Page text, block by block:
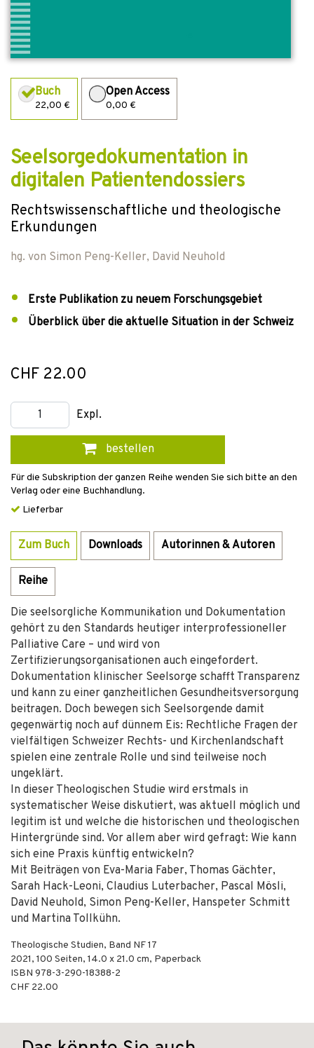
Buch
22,00 €
Open Access
0,00 €
Seelsorgedokumentation in
digitalen Patientendossiers
Rechtswissenschaftliche und theologische
Erkundungen
hg. von Simon Peng-Keller, David Neuhold
Erste Publikation zu neuem Forschungsgebiet
Überblick über die aktuelle Situation in der Schweiz
CHF 22.00
Expl.
bestellen
Für die Subskription der ganzen Reihe wenden Sie sich bitte an den
Verlag oder eine Buchhandlung.
Lieferbar
Zum Buch Downloads Autorinnen & Autoren
Reihe
Die seelsorgliche Kommunikation und Dokumentation
gehört zu den Standards heutiger interprofessioneller
Palliative Care – und wird von
Zertifizierungsorganisationen auch eingefordert.
Dokumentation klinischer Seelsorge schafft Transparenz
und kann zu einer ganzheitlichen Gesundheitsversorgung
beitragen. Doch bewegen sich Seelsorgende damit
gegenwärtig noch auf dünnem Eis: Rechtliche Fragen der
vielfältigen Schweizer Rechts- und Kirchenlandschaft
spielen eine zentrale Rolle und sind teilweise noch
ungeklärt.
In dieser Theologischen Studie wird erstmals in
systematischer Weise diskutiert, was aktuell möglich und
legitim ist und welche die historischen und theologischen
Hintergründe sind. Vor allem aber wird gefragt: Wie kann
sich eine Praxis künftig entwickeln?
Mit Beiträgen von Eva-Maria Faber, Thomas Gächter,
Sarah Hack-Leoni, Claudius Luterbacher, Pascal Mösli,
David Neuhold, Simon Peng-Keller, Hanspeter Schmitt
und Martina Tollkühn.
Theologische Studien, Band NF 17
2021, 100 Seiten, 14.0 x 21.0 cm, Paperback
ISBN 978-3-290-18388-2
CHF 22.00